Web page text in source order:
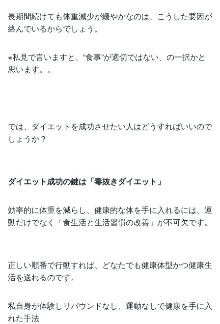
長期間続けても体重減少が緩やかなのは、こうした要因が
絡んでいるからでしょう。
※私見で言いますと、”食事”が適切ではない、の一択かと
思います。。
では、ダイエットを成功させたい人はどうすればいいので
しょうか？
ダイエット成功の鍵は「毒抜きダイエット」
効率的に体重を減らし、健康的な体を手に入れるには、運
動だけでなく「食生活と生活習慣の改善」が不可欠です。
正しい順番で行動すれば、どなたでも健康体型かつ健康生
活を送れるのです。
私自身が体験しリバウンドなし、運動なしで健康を手に入
れた手法